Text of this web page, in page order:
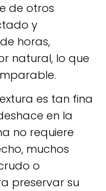
de otros
y
horas,
natural, lo que
es tan fina
en la
no requiere
muchos
o
preservar su